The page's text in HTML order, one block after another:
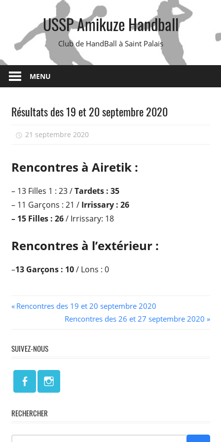
USSP Amikuze Handball
Club de HandBall à Saint Palais
MENU
Résultats des 19 et 20 septembre 2020
21 septembre 2020
Rencontres à Airetik :
– 13 Filles 1 : 23 /Tardets : 35
– 11 Garçons : 21 / Irrissary : 26
– 15 Filles : 26/ Irrissary: 18
Rencontres à l’extérieur :
–13 Garçons : 10/ Lons : 0
Navigation
l’article
Previous
Rencontres des 19 et 20 septembre 2020
Next
Rencontres des 26 et 27 septembre 2020
SUIVEZ-NOUS
RECHERCHER